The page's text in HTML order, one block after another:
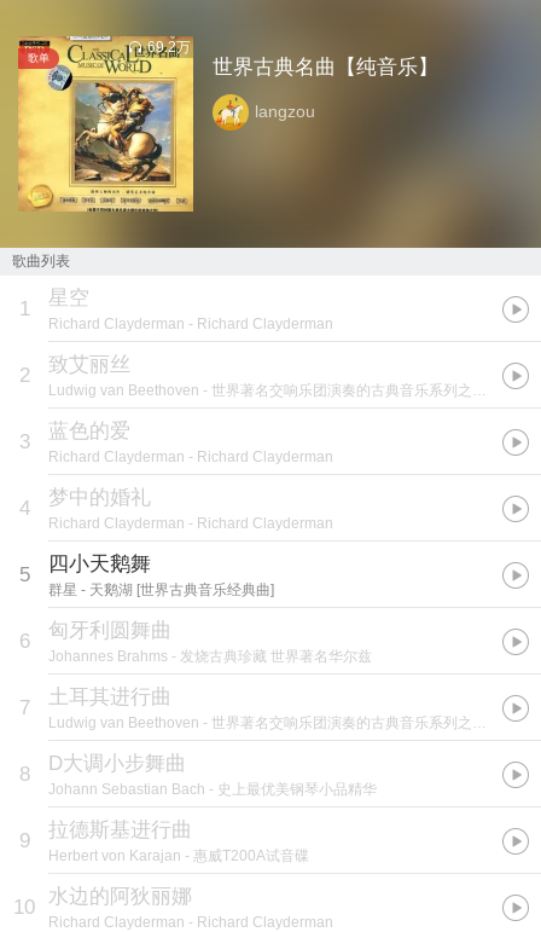
歌单
69.2万
世界古典名曲【纯音乐】
langzou
歌曲列表
1 星空
Richard Clayderman - Richard Clayderman
2 致艾丽丝
Ludwig van Beethoven - 世界著名交响乐团演奏的古典音乐系列之一 世界著名抒情音乐小品
3 蓝色的爱
Richard Clayderman - Richard Clayderman
4 梦中的婚礼
Richard Clayderman - Richard Clayderman
5 四小天鹅舞
群星 - 天鹅湖 [世界古典音乐经典曲]
6 匈牙利圆舞曲
Johannes Brahms - 发烧古典珍藏 世界著名华尔兹
7 土耳其进行曲
Ludwig van Beethoven - 世界著名交响乐团演奏的古典音乐系列之一 世界著名抒情音乐小品
8 D大调小步舞曲
Johann Sebastian Bach - 史上最优美钢琴小品精华
9 拉德斯基进行曲
Herbert von Karajan - 惠威T200A试音碟
10 水边的阿狄丽娜
Richard Clayderman - Richard Clayderman